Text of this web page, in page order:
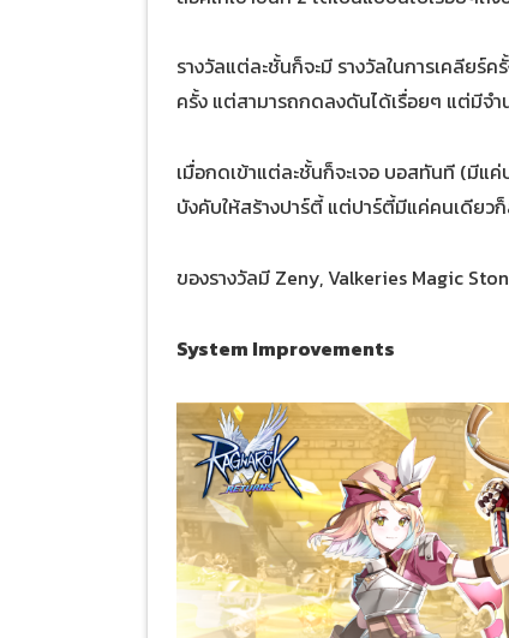
รางวัลแต่ละชั้นก็จะมี รางวัลในการเคลียร์ค
ครั้ง แต่สามารถกดลงดันได้เรื่อยๆ แต่มีจ
เมื่อกดเข้าแต่ละชั้นก็จะเจอ บอสทันที (มีแค่
บังคับให้สร้างปาร์ตี้ แต่ปาร์ตี้มีแค่คนเดียวก็
ของรางวัลมี Zeny, Valkeries Magic
System Improvements